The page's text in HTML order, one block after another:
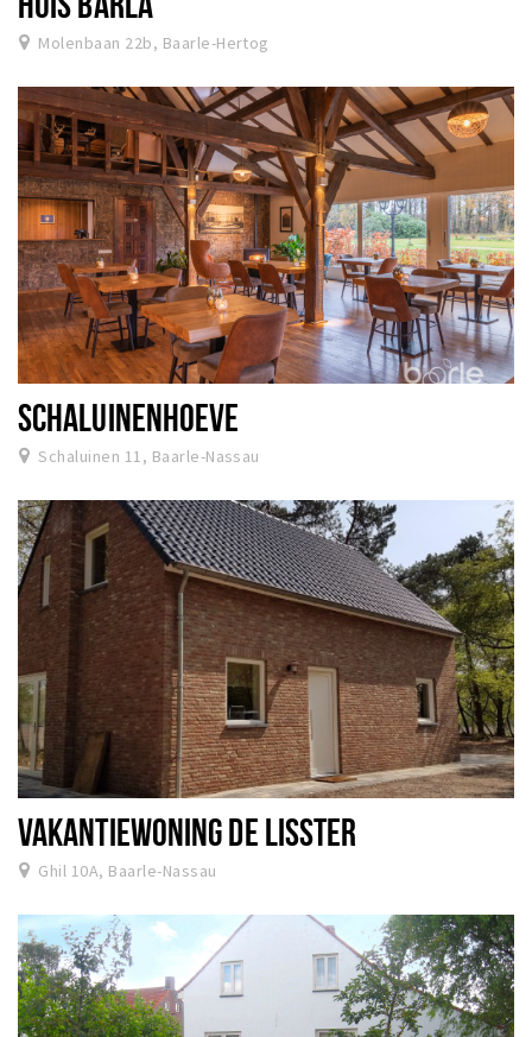
Molenbaan 22b, Baarle-Hertog
SCHALUINENHOEVE
Schaluinen 11, Baarle-Nassau
VAKANTIEWONING DE LISSTER
Ghil 10A, Baarle-Nassau